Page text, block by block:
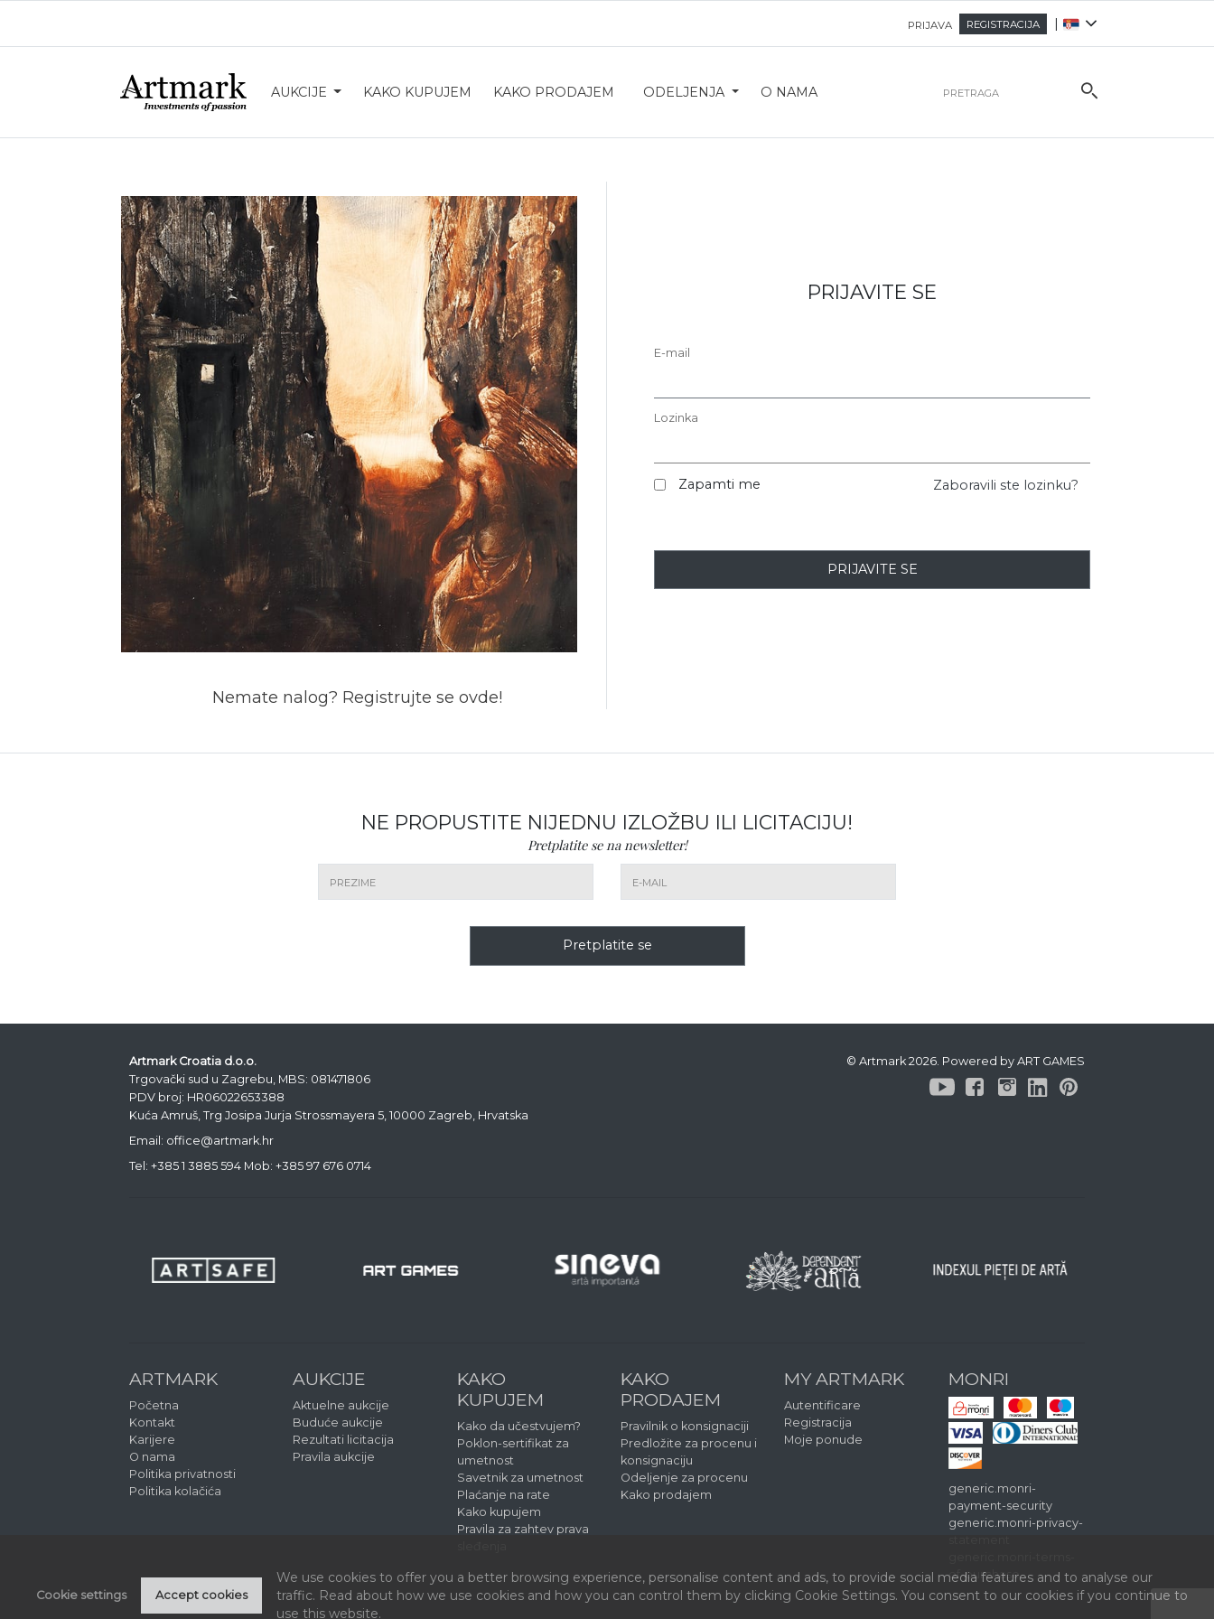
PRIJAVA REGISTRACIJA |
AUKCIJE KAKO KUPUJEM KAKO PRODAJEM ODELJENJA O NAMA
Nemate nalog? Registrujte se ovde!
PRIJAVITE SE
E-mail
Lozinka
Zapamti me Zaboravili ste lozinku?
PRIJAVITE SE
NE PROPUSTITE NIJEDNU IZLOŽBU ILI LICITACIJU!
Pretplatite se na newsletter!
Pretplatite se
Artmark Croatia d.o.o.
Trgovački sud u Zagrebu, MBS: 081471806
PDV broj: HR06022653388
Kuća Amruš, Trg Josipa Jurja Strossmayera 5, 10000 Zagreb, Hrvatska
Email: office@artmark.hr
Tel: +385 1 3885 594 Mob: +385 97 676 0714
© Artmark 2026. Powered by ART GAMES
ARTMARK
Početna
Kontakt
Karijere
O nama
Politika privatnosti
Politika kolačića
AUKCIJE
Aktuelne aukcije
Buduće aukcije
Rezultati licitacija
Pravila aukcije
KAKO
KUPUJEM
Kako da učestvujem?
Poklon-sertifikat za
umetnost
Savetnik za umetnost
Plaćanje na rate
Kako kupujem
Pravila za zahtev prava
KAKO
PRODAJEM
Pravilnik o konsignaciji
Predložite za procenu i
konsignaciju
Odeljenje za procenu
Kako prodajem
MY ARTMARK
Autentificare
Registracija
Moje ponude
MONRI
generic.monri-
payment-security
generic.monri-privacy-
of-purchase
We use cookies to offer you a better browsing experience, personalise content and ads, to provide social media features and to analyse our
traffic. Read about how we use cookies and how you can control them by clicking Cookie Settings. You consent to our cookies if you continue to
use this website.
Cookie settings Accept cookies